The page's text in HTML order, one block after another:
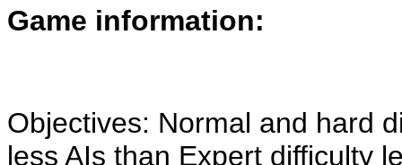
Game information:
Objectives: Normal and hard
less AIs than Expert difficulty